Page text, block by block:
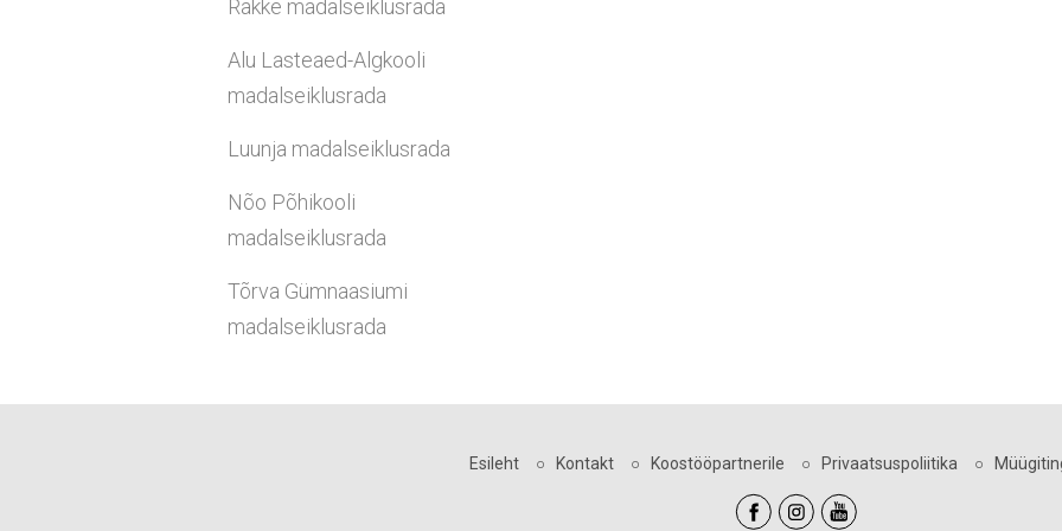
Rakke madalseiklusrada
Alu Lasteaed-Algkooli
madalseiklusrada
Luunja madalseiklusrada
Nõo Põhikooli
madalseiklusrada
Tõrva Gümnaasiumi
madalseiklusrada
Esileht○ Kontakt○ Koostööpartnerile ○ Privaatsuspoliitika ○